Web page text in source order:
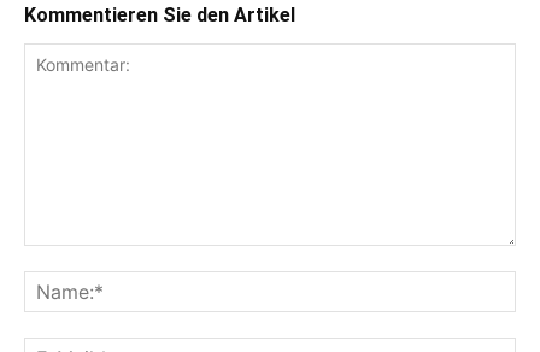
Kommentieren Sie den Artikel